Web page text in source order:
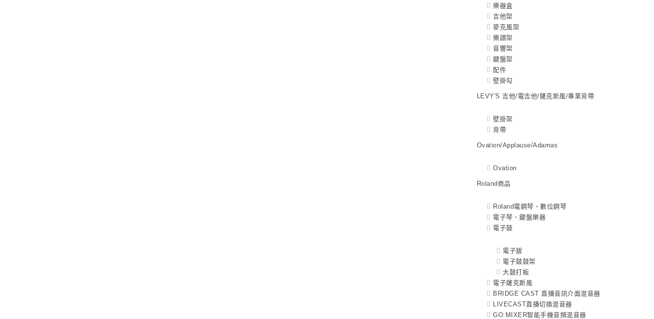
樂器盒
吉他架
麥克風架
樂譜架
音響架
鍵盤架
配件
壁掛勾
LEVY'S 吉他/電吉他/薩克斯風/專業背帶
壁掛架
背帶
Ovation/Applause/Adamas
Ovation
Roland商品
Roland電鋼琴、數位鋼琴
電子琴、鍵盤樂器
電子鼓
電子鈸
電子鼓鼓架
大鼓打板
電子薩克斯風
BRIDGE CAST 直播音訊介面混音器
LIVECAST直播切換混音器
GO:MIXER智能手機音頻混音器